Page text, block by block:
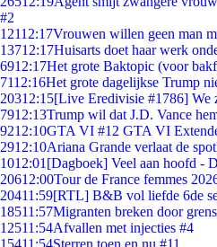
#2
12112:17Vrouwen willen geen man
13712:17Huisarts doet haar werk
6912:17Het grote Baktopic (voor
7112:16Het grote dagelijkse Trump
20312:15[Live Eredivisie #1786] We
7912:13Trump wil dat J.D. Vance
9212:10GTA VI #12 GTA VI
2912:10Ariana Grande verlaat de
1012:01 [Dagboek] Veel aan hoofd -
20612:00Tour de France femmes
20411:59[RTL] B&B vol liefde 6de
18511:57Migranten breken door
12511:54Afvallen met injecties #4
15411:54Sterren toen en nu #11